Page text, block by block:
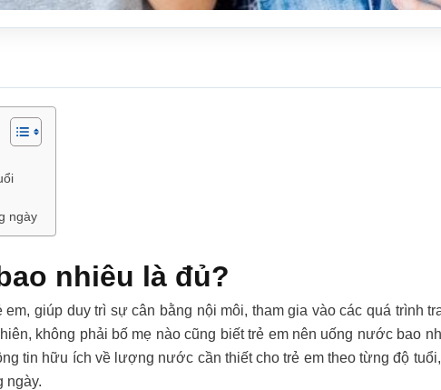
ngày
nhiêu là đủ?
giúp duy trì sự cân bằng nội môi, tham gia vào các quá trình
không phải bố mẹ nào cũng biết trẻ em nên uống nước bao
tin hữu ích về lượng nước cần thiết cho trẻ em theo từng độ
ngày.